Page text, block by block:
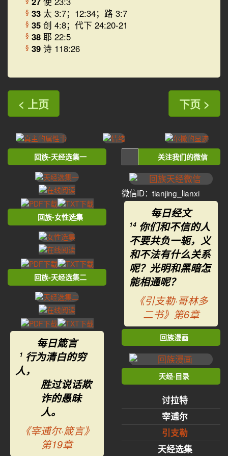
§ 33 太 3:7；12:34；路 3:7
§ 35 创 4:8；代下 24:20-21
§ 38 耶 22:5
§ 39 诗 118:26
< 上页 下页 >
回族-天经选集一
回族-女性选集
回族-天经选集二
每日箴言
1 行为清白的穷
人，
胜过说话欺
诈的愚昧
人。
《宰逋尔·箴言》
第19章
关注我们的微信
微信ID：tianjing_lianxi
每日经文
14 你们和不信的人
不要共负一轭，义
和不法有什么关系
呢？光明和黑暗怎
能相通呢？
《引支勒·哥林多
二书》第6章
回族漫画
天经·目录
讨拉特
宰逋尔
引支勒
天经选集